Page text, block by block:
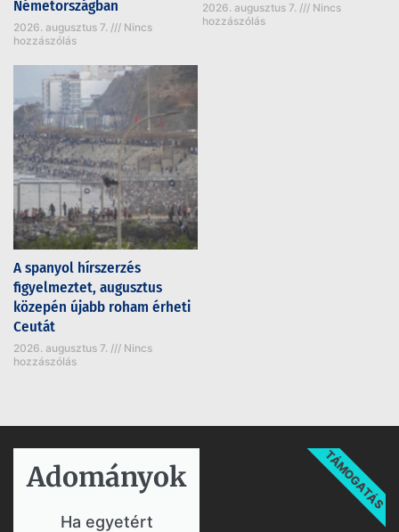
Németországban
2026. augusztus 7.
Nincs
hozzászólás
2026. augusztus 7.
Nincs
hozzászólás
A spanyol hírszerzés
figyelmeztet, augusztus
közepén újabb roham érheti
Ceutát
2026. augusztus 7.
Nincs
hozzászólás
Adományok​
Ha egyetért
TÁMOGATÁS